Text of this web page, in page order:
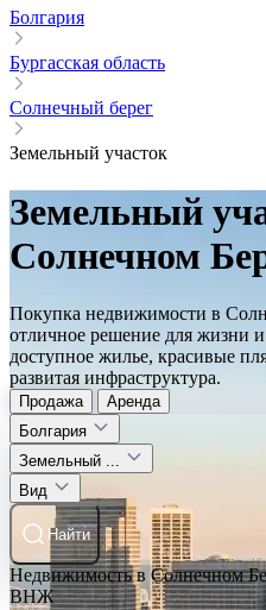
Болгария
Бургасская область
Солнечный берег
Земельный участок
Земельный
Солнечном
Покупка недвижимости в
отличное решение для жизни
доступное жилье, красивые
развитая инфраструктура.
Продажа
Аренда
Болгария
Земельный ...
Вид
Найти
Недвижимость в Солнечном
ВНЖ